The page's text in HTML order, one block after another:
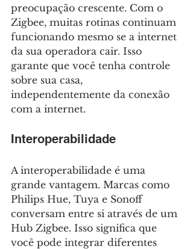
preocupação crescente. Com o
Zigbee, muitas rotinas continuam
funcionando mesmo se a internet
da sua operadora cair. Isso
garante que você tenha controle
sobre sua casa,
independentemente da conexão
com a internet.
Interoperabilidade
A interoperabilidade é uma
grande vantagem. Marcas como
Philips Hue, Tuya e Sonoff
conversam entre si através de um
Hub Zigbee. Isso significa que
você pode integrar diferentes